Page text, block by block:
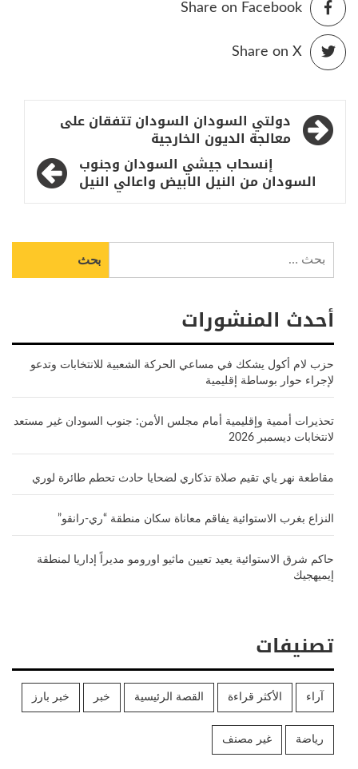
Share on Facebook
Share on X
تصفّح
المقالات
دولتي السودان السودان تتفقان على
معالجة الديون الخارجية
إنسحاب جيشي السودان وجنوب
السودان من النيل الابيض واعالي النيل
عن:
أحدث المنشورات
حزب لام أكول يشكك في مساعي الحركة الشعبية للانتخابات وتدعو
لإجراء حوار بوساطة إقليمية
تحذيرات أممية وإقليمية أمام مجلس الأمن: جنوب السودان غير مستعد
لانتخابات ديسمبر 2026
مقاطعة نهر ياي تقيم صلاة تذكاري لضحايا حادث تحطم طائرة لوري
النزاع بغرب الاستوائية يفاقم معاناة سكان منطقة “ري-رانقو”
حاكم شرق الاستوائية يعيد تعيين ماثيو اورومو مديراً إداريا لمنطقة
إيميهجيك
تصنيفات
آراء الأكثر قراءة القصة الرئيسية خبر خبر بارز
رياضة غير مصنف